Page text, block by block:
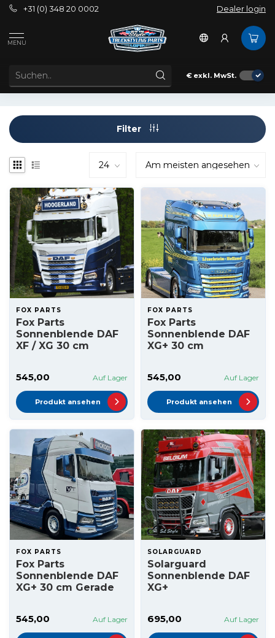
+31 (0) 348 20 0002 Dealer login
MENU
€ exkl. MwSt.
Außenbereich
XG / XG+
NEUE GENERATION DAF XF / XG / XG+
Filter
FOX PARTS
Fox Parts
Sonnenblende DAF
XF / XG 30 cm
545,00 Auf Lager
Produkt ansehen
FOX PARTS
Fox Parts
Sonnenblende DAF
XG+ 30 cm
545,00 Auf Lager
Produkt ansehen
FOX PARTS
Fox Parts
Sonnenblende DAF
XG+ 30 cm Gerade
545,00 Auf Lager
SOLARGUARD
Solarguard
Sonnenblende DAF
XG+
695,00 Auf Lager